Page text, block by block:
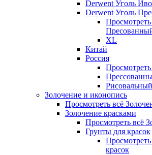
Derwent Уголь
Derwent Уголь
XL
Китай
Россия
Рисовальный
Золочение и иконопись
Просмотреть всё
Золочение красками
Просмотреть всё
Грунты для красок
красок